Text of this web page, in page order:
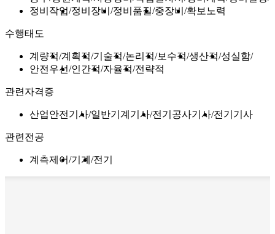
정비작업 정비장비 정비품질 중장비 확보노력
수행태도
계량적 계획적 기술적 논리적 보수적 생산적 성실함
안전우선 인간적 자율적 전략적
관련자격증
산업안전기사 일반기계기사 전기공사기사 전기기사
관련전공
계측제어 기계 전기